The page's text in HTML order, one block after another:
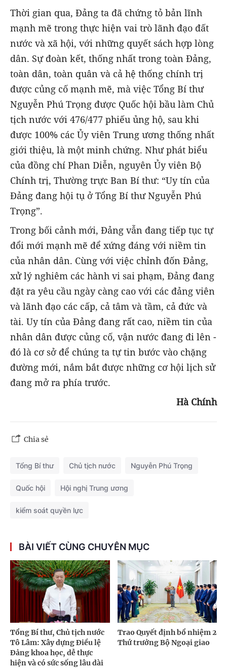
Thời gian qua, Đảng ta đã chứng tỏ bản lĩnh
mạnh mẽ trong thực hiện vai trò lãnh đạo đất
nước và xã hội, với những quyết sách hợp lòng
dân. Sự đoàn kết, thống nhất trong toàn Đảng,
toàn dân, toàn quân và cả hệ thống chính trị
được củng cố mạnh mẽ, mà việc Tổng Bí thư
Nguyễn Phú Trọng được Quốc hội bầu làm Chủ
tịch nước với 476/477 phiếu ủng hộ, sau khi
được 100% các Ủy viên Trung ương thống nhất
giới thiệu, là một minh chứng. Như phát biểu
của đồng chí Phan Diễn, nguyên Ủy viên Bộ
Chính trị, Thường trực Ban Bí thư: “Uy tín của
Đảng đang hội tụ ở Tổng Bí thư Nguyễn Phú
Trọng”.
Trong bối cảnh mới, Đảng vẫn đang tiếp tục tự
đổi mới mạnh mẽ để xứng đáng với niềm tin
của nhân dân. Cùng với việc chỉnh đốn Đảng,
xử lý nghiêm các hành vi sai phạm, Đảng đang
đặt ra yêu cầu ngày càng cao với các đảng viên
và lãnh đạo các cấp, cả tâm và tầm, cả đức và
tài. Uy tín của Đảng đang rất cao, niềm tin của
nhân dân được củng cố, vận nước đang đi lên -
đó là cơ sở để chúng ta tự tin bước vào chặng
đường mới, nắm bắt được những cơ hội lịch sử
đang mở ra phía trước.
Hà Chính
Chia sẻ
Tổng Bí thư Chủ tịch nước Nguyễn Phú Trọng
Quốc hội Hội nghị Trung ương
kiểm soát quyền lực
BÀI VIẾT CÙNG CHUYÊN MỤC
Tổng Bí thư, Chủ tịch nước
Tô Lâm: Xây dựng Điều lệ
Đảng khoa học, dễ thực
hiện và có sức sống lâu dài
Trao Quyết định bổ nhiệm 2
Thứ trưởng Bộ Ngoại giao